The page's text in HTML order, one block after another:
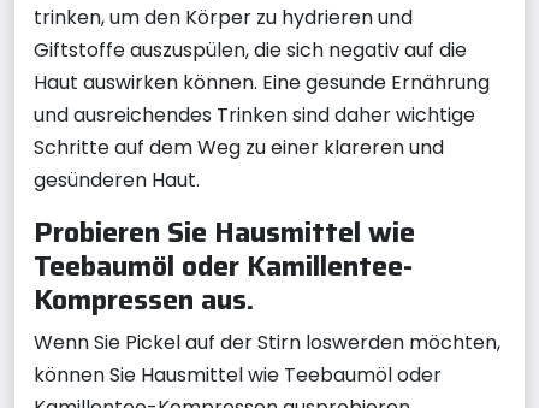
trinken, um den Körper zu hydrieren und
Giftstoffe auszuspülen, die sich negativ auf die
Haut auswirken können. Eine gesunde Ernährung
und ausreichendes Trinken sind daher wichtige
Schritte auf dem Weg zu einer klareren und
gesünderen Haut.
Probieren Sie Hausmittel wie
Teebaumöl oder Kamillentee-
Kompressen aus.
Wenn Sie Pickel auf der Stirn loswerden möchten,
können Sie Hausmittel wie Teebaumöl oder